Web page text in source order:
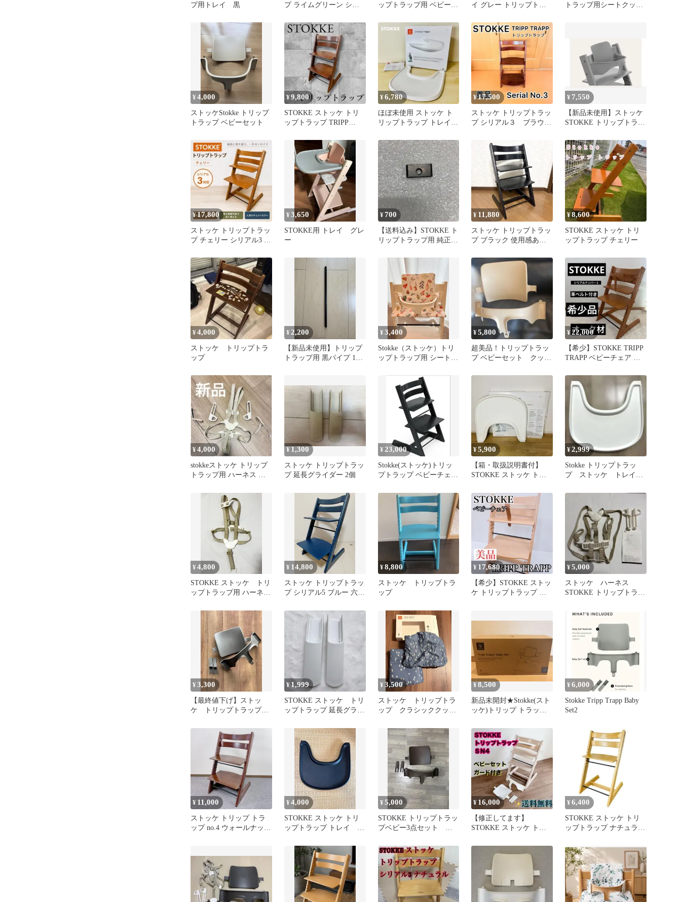
プ用トレイ 黒
プ ライムグリーン シリ
ップトラップ用 ベビーセ
イ グレー トリップトラ
トラップ用シートクッシ
¥4,000
ストッケStokke トリップ
トラップ ベビーセット
¥9,800
STOKKE ストッケ トリ
ップトラップ TRIPP
¥6,780
ほぼ未使用 ストッケ ト
リップトラップ トレイ
¥17,500
ストッケ トリップトラッ
プ シリアル３ ブラウ
¥ 7,550
【新品未使用】ストッケ
STOKKE トリップトラッ
¥17,800
ストッケ トリップトラッ
プ チェリー シリアル3 ベ
¥3,650
STOKKE用 トレイ グレ
ー
¥700
【送料込み】STOKKE ト
リップトラップ用 純正ナ
¥ 11,880
ストッケ トリップトラッ
プ ブラック 使用感あり
¥8,600
STOKKE ストッケ トリ
ップトラップ チェリー
¥4,000
ストッケ トリップトラ
ップ
¥ 2,200
【新品未使用】トリップ
トラップ用 黒パイプ 1本
¥3,400
Stokke（ストッケ）トリ
ップトラップ用 シートク
¥5,800
超美品！トリップトラッ
プ ベビーセット クッシ
¥22,000
【希少】STOKKE TRIPP
TRAPP ベビーチェア シ
¥4,000
stokkeストッケ トリップ
トラップ用 ハーネス 互
¥ 1,300
ストッケ トリップトラッ
プ 延長グライダー 2個
¥23,000
Stokke(ストッケ)トリッ
プトラップ ベビーチェア
¥5,900
【箱・取扱説明書付】
STOKKE ストッケ トレ
ラップ
¥2,999
Stokke トリップトラッ
プ ストッケ トレイ
ワイト
¥4,800
STOKKE ストッケ トリ
ップトラップ用 ハーネス
¥ 14,800
ストッケ トリップトラッ
プ シリアル5 ブルー 六角
不要
¥8,800
ストッケ トリップトラ
ップ
¥ 17,680
【希少】STOKKE ストッ
ケ トリップトラップ ベ
¥5,000
ストッケ ハーネス
STOKKE トリップトラッ
ズ ベビー
¥3,300
【最終値下げ】ストッ
ケ トリップトラップ
¥ 1,999
STOKKE ストッケ トリ
ップトラップ 延長グライ
¥3,500
ストッケ トリップトラ
ップ クラシッククッシ
¥8,500
新品未開封★Stokke(スト
ッケ)トリップ トラップ
¥ 6,000
Stokke Tripp Trapp Baby
Set2
¥ 11,000
ストッケ トリップ トラ
ップ no.4 ウォールナット
¥4,000
STOKKE ストッケ トリ
ップトラップ トレイ テ
¥5,000
STOKKE トリップトラッ
プベビー3点セット ブ
¥ 16,000
【修正してます】
STOKKE ストッケ トリ
ダー無し
¥ 6,400
STOKKE ストッケ トリ
ップトラップ ナチュラル